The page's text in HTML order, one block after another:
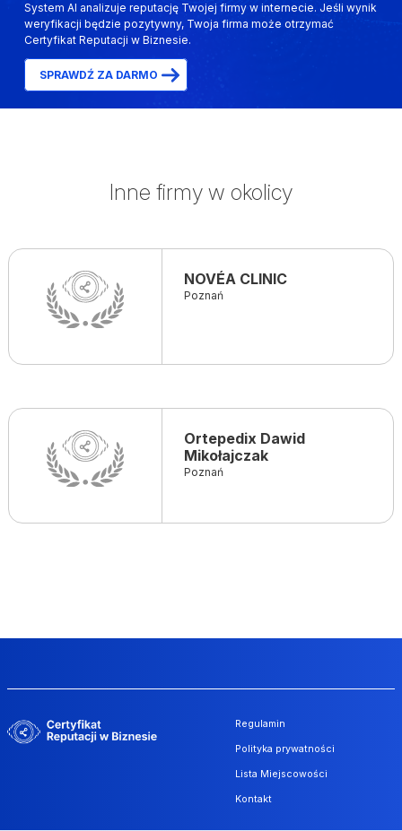
System AI analizuje reputację Twojej firmy w internecie. Jeśli wynik
weryfikacji będzie pozytywny, Twoja firma może otrzymać
Certyfikat Reputacji w Biznesie.
SPRAWDŹ ZA DARMO
Inne firmy w okolicy
NOVÉA CLINIC
Poznań
Ortepedix Dawid
Mikołajczak
Poznań
Regulamin
Polityka prywatności
Lista Miejscowości
Kontakt